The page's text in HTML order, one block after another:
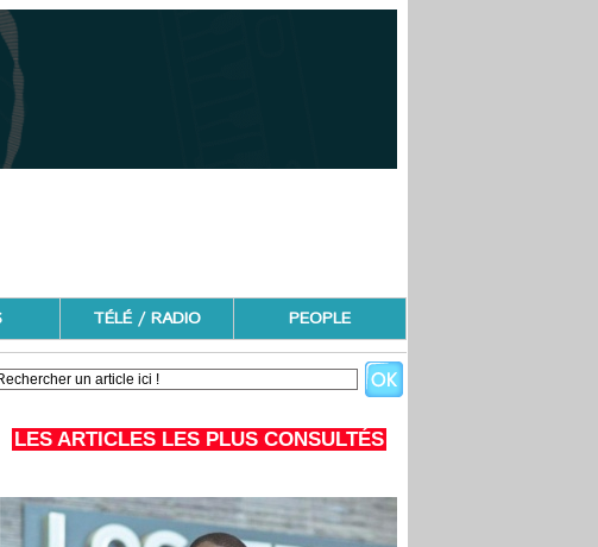
TÉLÉ / RADIO PEOPLE
LES ARTICLES LES PLUS CONSULTÉS